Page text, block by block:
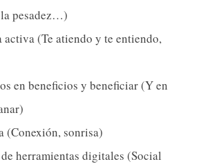
pesadez…)
activa (Te atiendo y te entiendo,
en beneficios y beneficiar (Y en
(Conexión, sonrisa)
herramientas digitales (Social